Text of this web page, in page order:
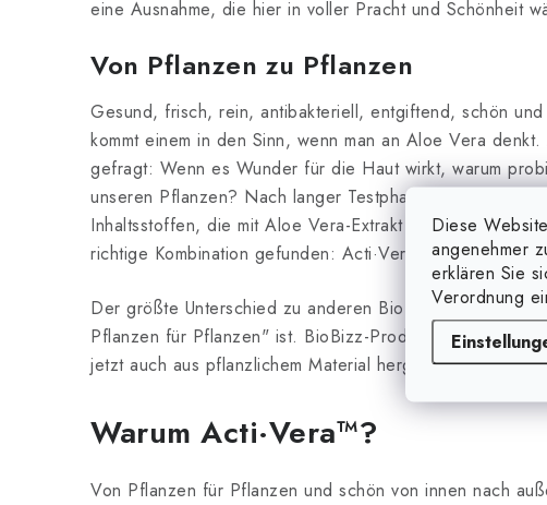
Diese
angenehmer
erklären Sie
Verordnung
eine Ausnahme, die hier in voller Pracht und Schönheit
Von Pflanzen zu Pflanzen
Gesund, frisch, rein, antibakteriell, entgiftend, schön
kommt einem in den Sinn, wenn man an Aloe Vera
gefragt: Wenn es Wunder für die Haut wirkt, warum
unseren Pflanzen? Nach langer Testphase aller möglichen
Inhaltsstoffen, die mit Aloe Vera-Extrakt
richtige Kombination gefunden: Acti·Vera™.
Der größte Unterschied zu anderen BioBizz-Düngemitteln
Pflanzen für Pflanzen" ist. BioBizz-Produkte werden aus
jetzt auch aus pflanzlichem Material hergestellt.
Warum Acti·Vera™?
Von Pflanzen für Pflanzen und schön von innen nach